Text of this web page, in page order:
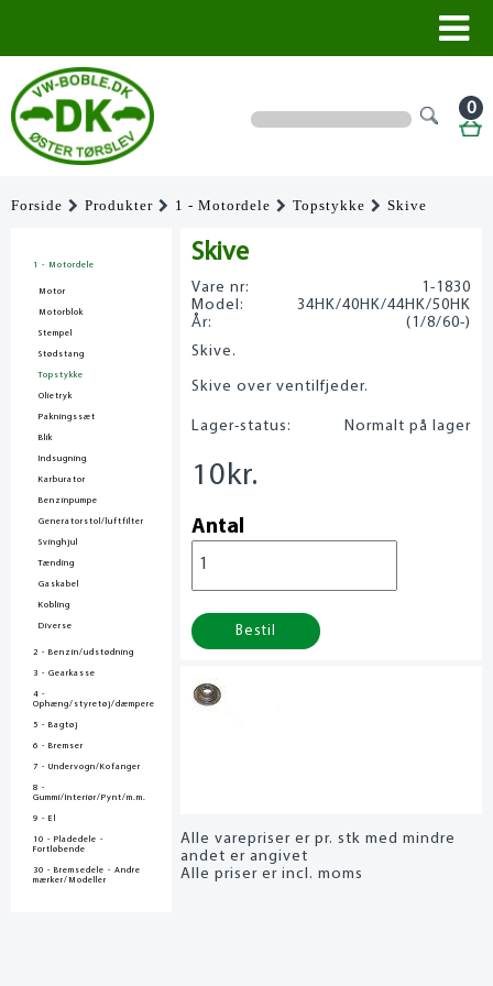
0
Forside Produkter 1 - Motordele Topstykke Skive
1 - Motordele
Motor
Motorblok
Stempel
Stødstang
Topstykke
Olietryk
Pakningssæt
Blik
Indsugning
Karburator
Benzinpumpe
Generatorstol/luftfilter
Svinghjul
Tænding
Gaskabel
Kobling
Diverse
2 - Benzin/udstødning
3 - Gearkasse
4 -
Ophæng/styretøj/dæmpere
5 - Bagtøj
6 - Bremser
7 - Undervogn/Kofanger
8 -
Gummi/Interiør/Pynt/m.m.
9 - El
10 - Pladedele -
Fortløbende
30 - Bremsedele - Andre
mærker/Modeller
Skive
Vare nr:
1-1830
Model:
34HK/40HK/44HK/50HK
År:
(1/8/60-)
Skive.
Skive over ventilfjeder.
Lager-status: Normalt på lager
10 kr.
Antal
Bestil
Alle varepriser er pr. stk med mindre
andet er angivet
Alle priser er incl. moms